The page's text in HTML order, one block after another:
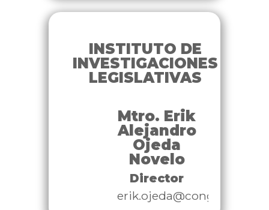
INSTITUTO DE
INVESTIGACIONES
LEGISLATIVAS
Mtro. Erik
Alejandro
Ojeda
Novelo
Director